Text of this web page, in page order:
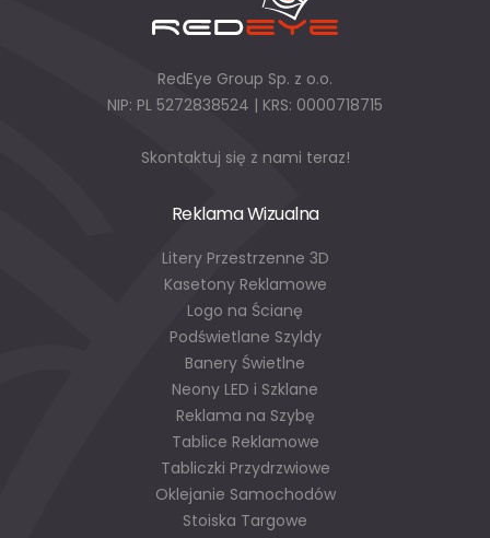
RedEye Group Sp. z o.o.
NIP: PL 5272838524 | KRS: 0000718715
Skontaktuj się z nami teraz!
Reklama Wizualna
Litery Przestrzenne 3D
Kasetony Reklamowe
Logo na Ścianę
Podświetlane Szyldy
Banery Świetlne
Neony LED i Szklane
Reklama na Szybę
Tablice Reklamowe
Tabliczki Przydrzwiowe
Oklejanie Samochodów
Stoiska Targowe